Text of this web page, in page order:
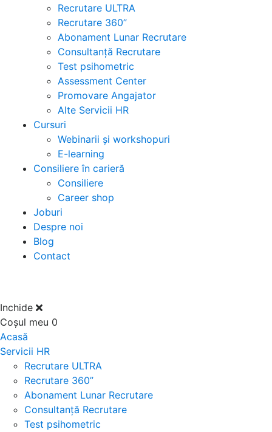
Recrutare ULTRA
Recrutare 360”
Abonament Lunar Recrutare
Consultanță Recrutare
Test psihometric
Assessment Center
Promovare Angajator
Alte Servicii HR
Cursuri
Webinarii și workshopuri
E-learning
Consiliere în carieră
Consiliere
Career shop
Joburi
Despre noi
Blog
Contact
Inchide
Coșul meu 0
Acasă
Servicii HR
Recrutare ULTRA
Recrutare 360”
Abonament Lunar Recrutare
Consultanță Recrutare
Test psihometric